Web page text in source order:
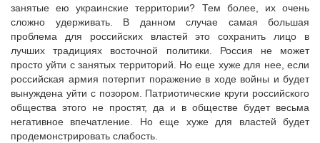
занятые ею украинские территории? Тем более, их очень
сложно удерживать. В данном случае самая большая
проблема для российских властей это сохранить лицо в
лучших традициях восточной политики. Россия не может
просто уйти с занятых территорий. Но еще хуже для нее, если
российская армия потерпит поражение в ходе войны и будет
вынуждена уйти с позором. Патриотические круги российского
общества этого не простят, да и в обществе будет весьма
негативное впечатление. Но еще хуже для властей будет
продемонстрировать слабость.